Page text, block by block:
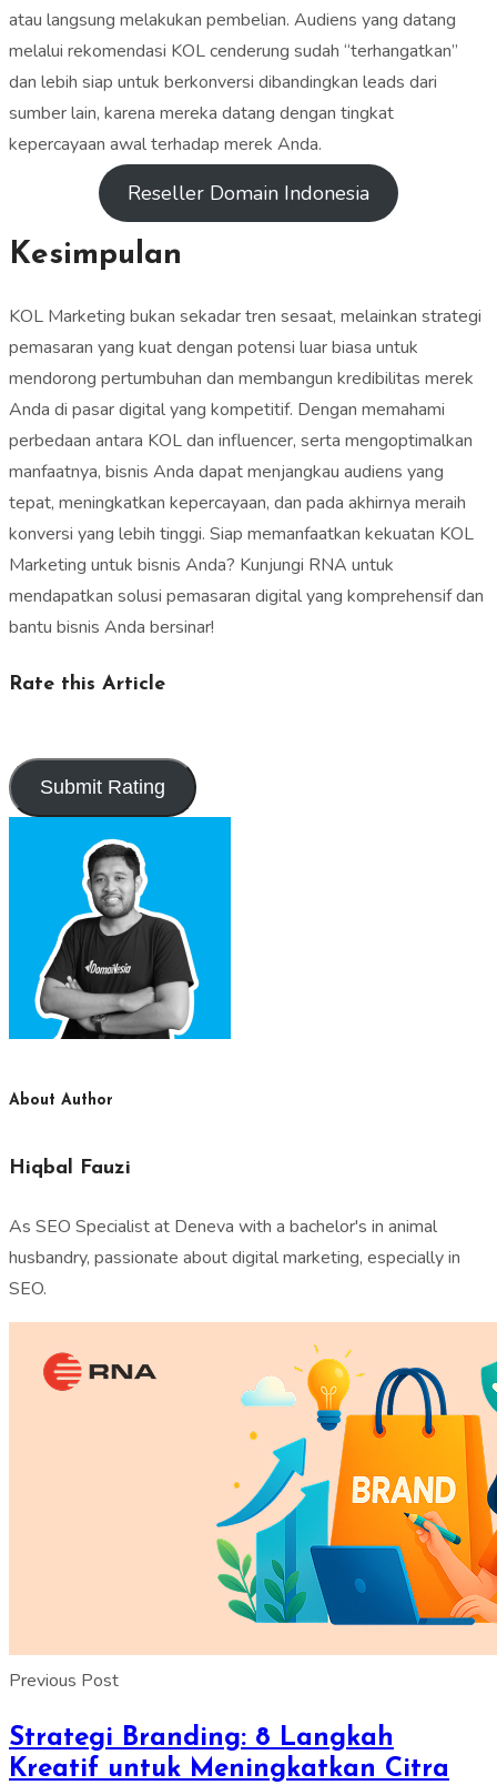
atau langsung melakukan pembelian. Audiens yang datang
melalui rekomendasi KOL cenderung sudah “terhangatkan”
dan lebih siap untuk berkonversi dibandingkan leads dari
sumber lain, karena mereka datang dengan tingkat
kepercayaan awal terhadap merek Anda.
Reseller Domain Indonesia
Kesimpulan
KOL Marketing bukan sekadar tren sesaat, melainkan strategi
pemasaran yang kuat dengan potensi luar biasa untuk
mendorong pertumbuhan dan membangun kredibilitas merek
Anda di pasar digital yang kompetitif. Dengan memahami
perbedaan antara KOL dan influencer, serta mengoptimalkan
manfaatnya, bisnis Anda dapat menjangkau audiens yang
tepat, meningkatkan kepercayaan, dan pada akhirnya meraih
konversi yang lebih tinggi. Siap memanfaatkan kekuatan KOL
Marketing untuk bisnis Anda? Kunjungi RNA untuk
mendapatkan solusi pemasaran digital yang komprehensif dan
bantu bisnis Anda bersinar!
Rate this Article
About Author
Hiqbal Fauzi
As SEO Specialist at Deneva with a bachelor's in animal
husbandry, passionate about digital marketing, especially in
SEO.
Previous Post
Strategi Branding: 8 Langkah
Kreatif untuk Meningkatkan Citra